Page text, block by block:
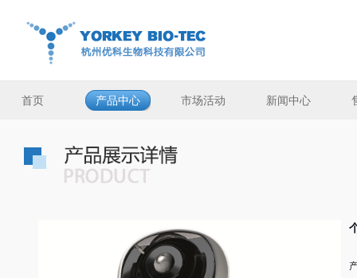
首页 产品中心 市场活动 新闻中心